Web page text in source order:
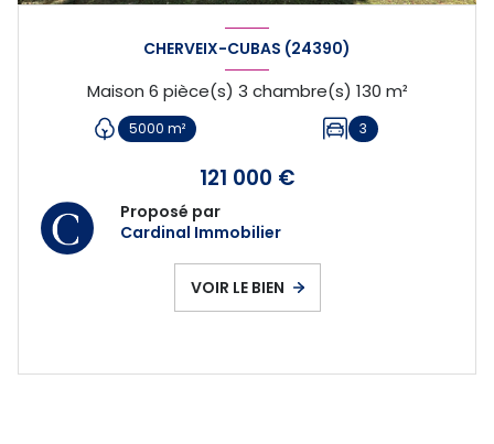
CHERVEIX-CUBAS (24390)
Maison 6 pièce(s) 3 chambre(s) 130 m²
5000 m² 3
121 000 €
Proposé par
Cardinal Immobilier
VOIR LE BIEN